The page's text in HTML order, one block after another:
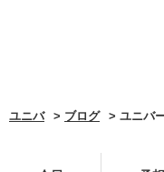
ユニバ ブログ ユニバ